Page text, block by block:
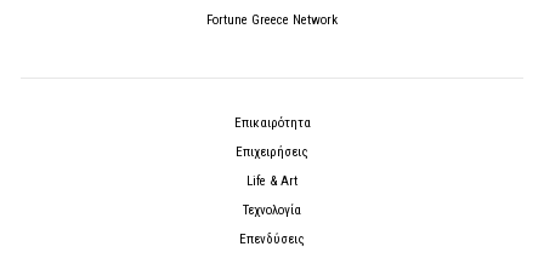
Fortune Greece Network
Επικαιρότητα
Επιχειρήσεις
Life & Art
Τεχνολογία
Επενδύσεις